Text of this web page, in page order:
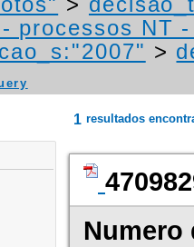
processos NT
>
1 resultados
Numero